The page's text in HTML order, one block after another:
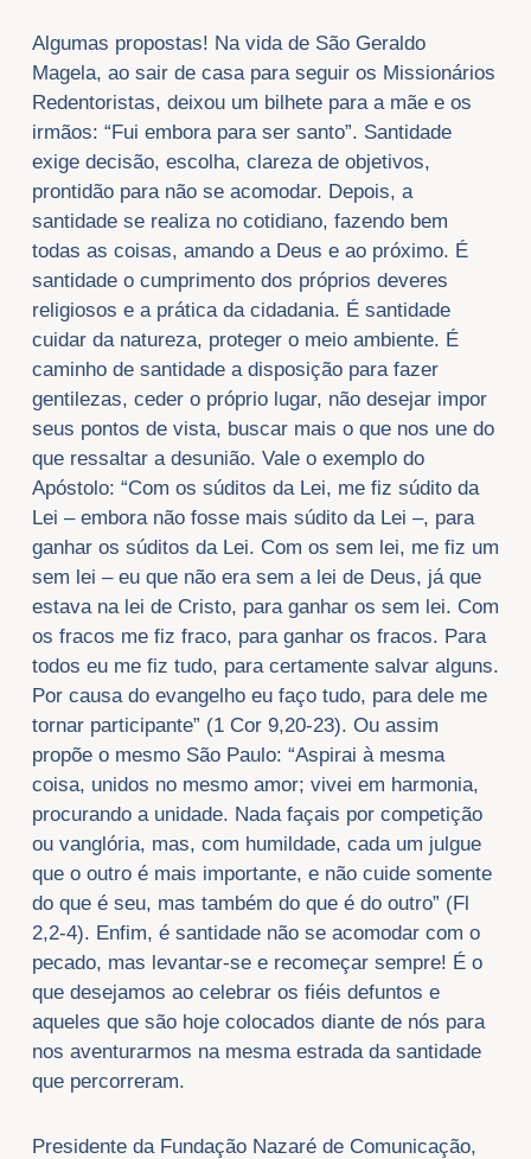
Algumas propostas! Na vida de São Geraldo
Magela, ao sair de casa para seguir os Missionários
Redentoristas, deixou um bilhete para a mãe e os
irmãos: “Fui embora para ser santo”. Santidade
exige decisão, escolha, clareza de objetivos,
prontidão para não se acomodar. Depois, a
santidade se realiza no cotidiano, fazendo bem
todas as coisas, amando a Deus e ao próximo. É
santidade o cumprimento dos próprios deveres
religiosos e a prática da cidadania. É santidade
cuidar da natureza, proteger o meio ambiente. É
caminho de santidade a disposição para fazer
gentilezas, ceder o próprio lugar, não desejar impor
seus pontos de vista, buscar mais o que nos une do
que ressaltar a desunião. Vale o exemplo do
Apóstolo: “Com os súditos da Lei, me fiz súdito da
Lei – embora não fosse mais súdito da Lei –, para
ganhar os súditos da Lei. Com os sem lei, me fiz um
sem lei – eu que não era sem a lei de Deus, já que
estava na lei de Cristo, para ganhar os sem lei. Com
os fracos me fiz fraco, para ganhar os fracos. Para
todos eu me fiz tudo, para certamente salvar alguns.
Por causa do evangelho eu faço tudo, para dele me
tornar participante” (1 Cor 9,20-23). Ou assim
propõe o mesmo São Paulo: “Aspirai à mesma
coisa, unidos no mesmo amor; vivei em harmonia,
procurando a unidade. Nada façais por competição
ou vanglória, mas, com humildade, cada um julgue
que o outro é mais importante, e não cuide somente
do que é seu, mas também do que é do outro” (Fl
2,2-4). Enfim, é santidade não se acomodar com o
pecado, mas levantar-se e recomeçar sempre! É o
que desejamos ao celebrar os fiéis defuntos e
aqueles que são hoje colocados diante de nós para
nos aventurarmos na mesma estrada da santidade
que percorreram.
Presidente da Fundação Nazaré de Comunicação,